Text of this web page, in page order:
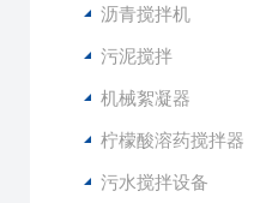
沥青搅拌机
污泥搅拌
机械絮凝器
柠檬酸溶药搅拌器
污水搅拌设备